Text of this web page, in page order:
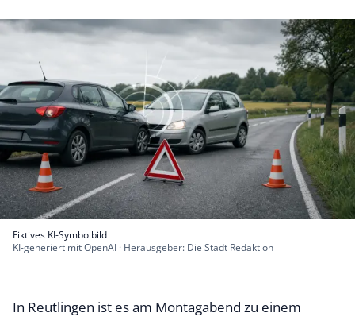
Fiktives KI-Symbolbild
KI-generiert mit OpenAI · Herausgeber: Die Stadt Redaktion
In Reutlingen ist es am Montagabend zu einem